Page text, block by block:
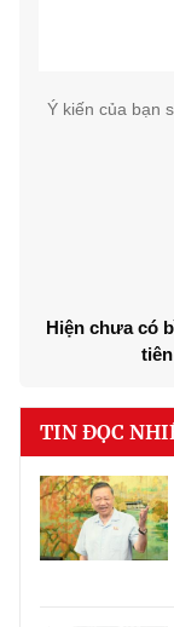
Ý kiến của bạn
Hiện chưa có
TIN ĐỌC